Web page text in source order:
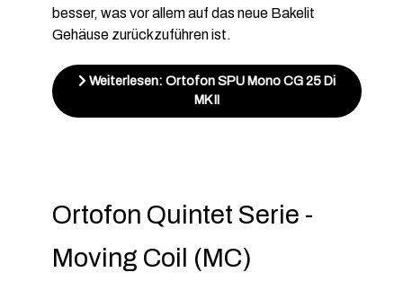
besser, was vor allem auf das neue Bakelit
Gehäuse zurückzuführen ist.
Weiterlesen: Ortofon SPU Mono CG 25 Di
MK II
Ortofon Quintet Serie -
Moving Coil (MC)